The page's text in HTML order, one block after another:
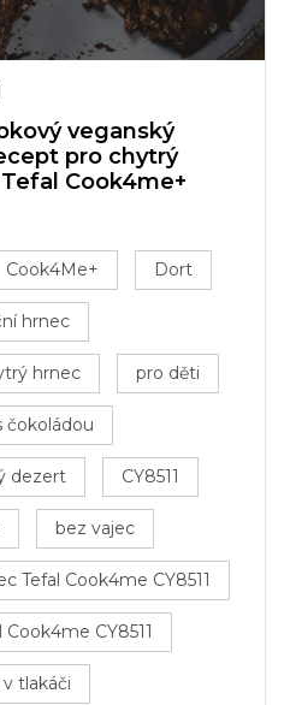
veganský
pro chytrý
Cook4me+
Cook4Me+ Dort
hrnec
hrnec pro děti
čokoládou
dezert CY8511
bez vajec
Tefal Cook4me CY8511
CY8511
tlakáči